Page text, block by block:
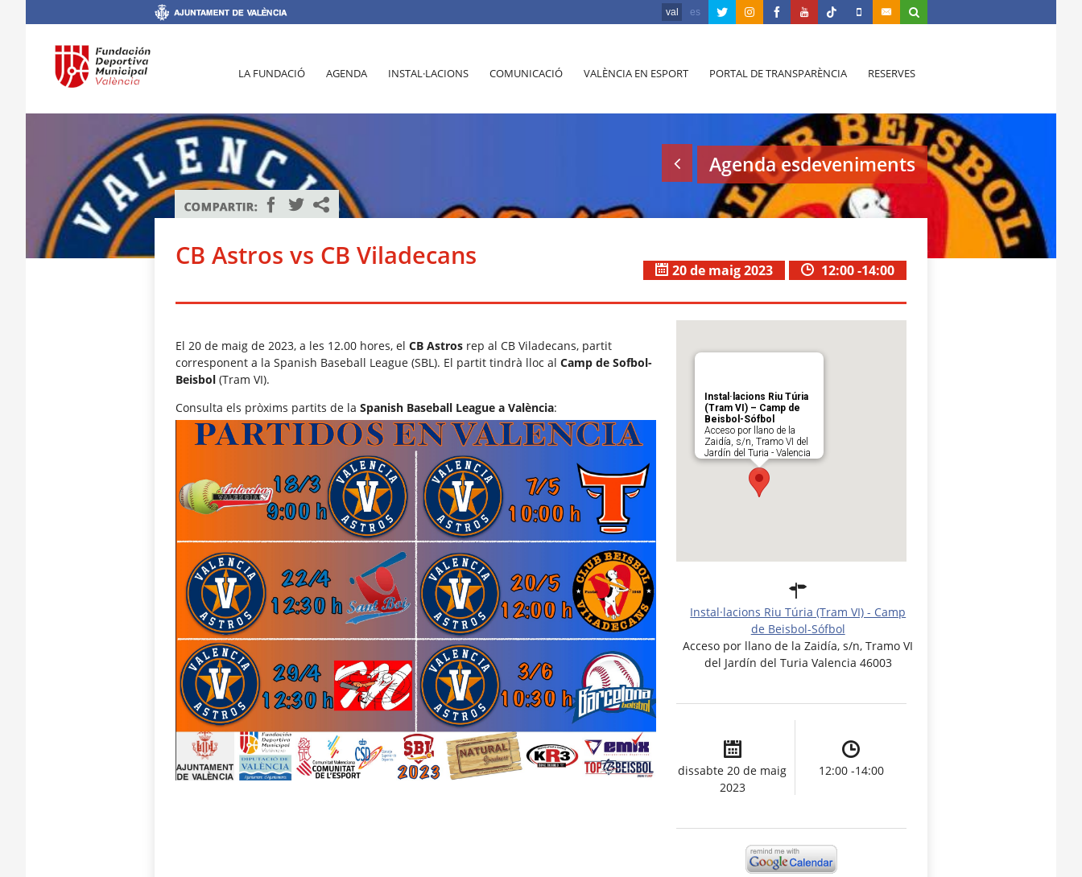
val es
LA FUNDACIÓ AGENDA INSTAL·LACIONS COMUNICACIÓ VALÈNCIA EN ESPORT PORTAL DE TRANSPARÈNCIA RESERVES
Agenda esdeveniments
CB Astros vs CB Viladecans
12:00 -14:00
20 de maig 2023
El 20 de maig de 2023, a les 12.00 hores, el CB Astrosrep al CB Viladecans, partit
corresponent a la Spanish Baseball League (SBL). El partit tindrà lloc al Camp de Sofbol-
Beisbol(Tram VI).
Consulta els pròxims partits de la Spanish Baseball League a València:
Instal·lacions Riu Túria
(Tram VI) – Camp de
Beisbol-Sófbol
Acceso por llano de la
Zaidía, s/n, Tramo VI del
Jardín del Turia - Valencia
Details
Instal·lacions Riu Túria (Tram VI) - Camp
de Beisbol-Sófbol
Acceso por llano de la Zaidía, s/n, Tramo VI
del Jardín del Turia Valencia 46003
dissabte 20 de maig
2023
12:00 -14:00